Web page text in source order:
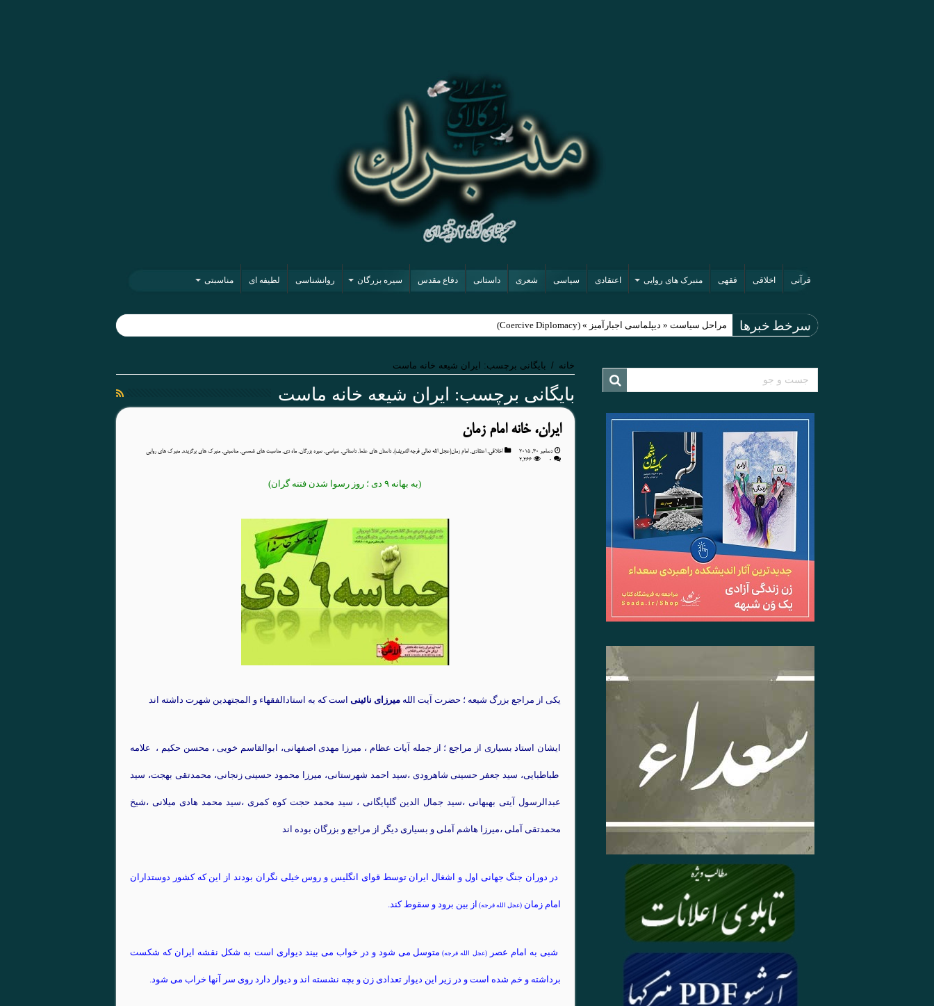
قرآنی اخلاقی فقهی منبرک های روایی اعتقادی سیاسی شعری داستانی دفاع مقدس سیره بزرگان روانشناسی لطیفه ای مناسبتی
سرخط خبرها مراحل سیاست « دیپلماسی اجبارآمیز » (Coercive Diplomacy)
خانه / بایگانی برچسب: ایران شیعه خانه ماست
بایگانی برچسب: ایران شیعه خانه ماست
ایران، خانه امام زمان
دسامبر 30, 2015 اخلاقی, اعتقادی, امام زمان(عجل الله تعالی فرجه الشریف), داستان های علما, داستانی, سیاسی, سیره بزرگان, ماه دی, مناسبت های شمسی, مناسبتی, منبرک های برگزیده, منبرک های روایی
۰
2,266
(به بهانه ۹ دی ؛ روز رسوا شدن فتنه گران)
یکی از مراجع بزرگ شیعه ؛ حضرت آیت الله میرزای نائینی است که به استادالفقهاء و المجتهدین شهرت داشته اند
ایشان استاد بسیاری از مراجع ؛ از جمله آیات عظام ، میرزا مهدی اصفهانی، ابوالقاسم خویی ، محسن حکیم ، علامه
طباطبایی، سید جعفر حسینی شاهرودی ،سید احمد شهرستانی، میرزا محمود حسینی زنجانی، محمدتقی بهجت، سید
عبدالرسول آیتی بهبهانی ،سید جمال الدین گلپایگانی ، سید محمد حجت کوه کمری ،سید محمد هادی میلانی ،شیخ
محمدتقی آملی ،میرزا هاشم آملی و بسیاری دیگر از مراجع و بزرگان بوده اند
در دوران جنگ جهانی اول و اشغال ایران توسط قوای انگلیس و روس خیلی نگران بودند از این که کشور دوستداران
امام زمان (عجل الله فرجه) از بین برود و سقوط کند.
شبی به امام عصر(عجل الله فرجه) متوسل می شود و در خواب می بیند دیواری است به شکل نقشه ایران که شکست
برداشته و خم شده است و در زیر این دیوار تعدادی زن و بچه نشسته اند و دیوار دارد روی سر آنها خراب می شود.